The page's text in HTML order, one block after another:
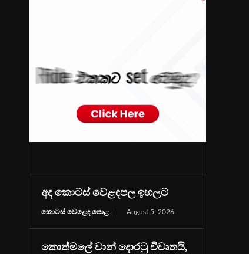
අද කොටස් වෙළඳපල ඉහලට
කොටස් වෙළෙඳ පොළ August 5, 2026
කොත්මලේ වාන් දොරටු විවෘතයි,